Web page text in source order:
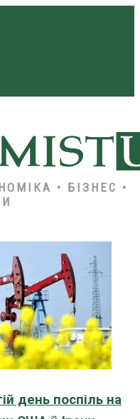
• БІЗНЕС •
день поспіль на